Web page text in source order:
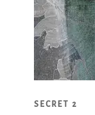
SECRET 2